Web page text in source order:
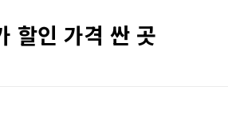
할인 가격 싼 곳